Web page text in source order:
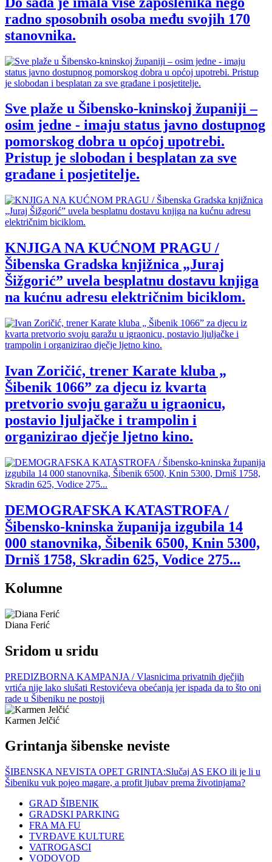
radno sposobnih osoba među svojih 170
stanovnika.
Sve plaže u Šibensko-kninskoj županiji –
osim jedne - imaju status javno dostupnog
pomorskog dobra u općoj upotrebi.
Pristup je slobodan i besplatan za sve
građane i posjetitelje.
KNJIGA NA KUĆNOM PRAGU /
Šibenska Gradska knjižnica „Juraj
Šižgorić” uvela besplatnu dostavu knjiga
na kućnu adresu električnim biciklom.
Ivan Zoričić, trener Karate kluba „
Šibenik 1066” za djecu iz kvarta
pretvorio svoju garažu u igraonicu,
postavio ljuljačke i trampolin i
organizirao dječje ljetno kino.
DEMOGRAFSKA KATASTROFA /
Šibensko-kninska županija izgubila 14
000 stanovnika, Šibenik 6500, Knin 5300,
Drniš 1758, Skradin 625, Vodice 275...
Kolumne
Diana Ferić
Sridom u sridu
PREDIZBORNA KAMPANJA / Vlasnicima privatnih dječjih
vrtića nije lako slušati Restovićeva obećanja jer ispada da to što oni
rade u Šibeniku ne postoji
Karmen Jelčić
Grintanja šibenske neviste
ŠIBENSKA NEVISTA OPET GRINTA:Slučaj AS EKO ili je li u
Šibeniku vuk pojeo magare, a profit ljubav prema životinjama?
GRAD ŠIBENIK
GRADSKI PARKING
FRA MA FU
TVRĐAVE KULTURE
VATROGASCI
VODOVOD